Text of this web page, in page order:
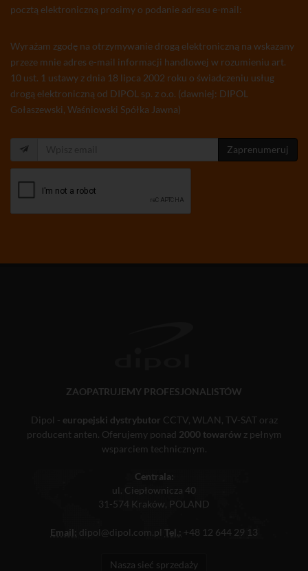
pocztą elektroniczną prosimy o podanie adresu e-mail:
Wyrażam zgodę na otrzymywanie drogą elektroniczną na wskazany
przeze mnie adres e-mail informacji handlowej w rozumieniu art.
10 ust. 1 ustawy z dnia 18 lipca 2002 roku o świadczeniu usług
drogą elektroniczną od DIPOL sp. z o.o. (dawniej: DIPOL
Gołaszewski, Waśniowski Spółka Jawna)
Zaprenumeruj
ZAOPATRUJEMY PROFESJONALISTÓW
Dipol - europejski dystrybutor CCTV, WLAN, TV-SAT oraz
producent anten. Oferujemy ponad 2000 towarówz pełnym
wsparciem technicznym.
Centrala:
ul. Ciepłownicza 40
31-574 Kraków, POLAND
Email: dipol@dipol.com.pl Tel.: +48 12 644 29 13
Nasza sieć sprzedaży